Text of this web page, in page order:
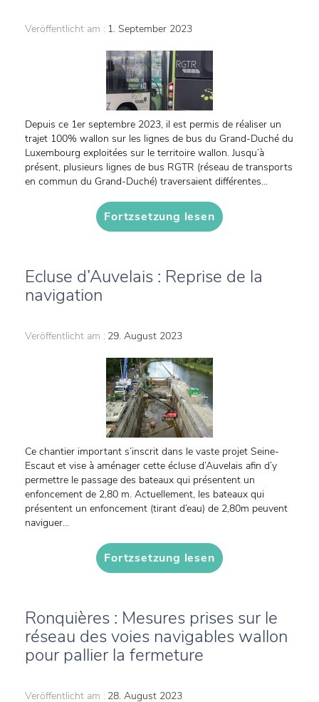
Veröffentlicht am : 1. September 2023
Depuis ce 1er septembre 2023, il est permis de réaliser un
trajet 100% wallon sur les lignes de bus du Grand-Duché du
Luxembourg exploitées sur le territoire wallon. Jusqu’à
présent, plusieurs lignes de bus RGTR (réseau de transports
en commun du Grand-Duché) traversaient différentes...
Fortzsetzung lesen
Ecluse d’Auvelais : Reprise de la
navigation
Veröffentlicht am : 29. August 2023
Ce chantier important s’inscrit dans le vaste projet Seine-
Escaut et vise à aménager cette écluse d’Auvelais afin d’y
permettre le passage des bateaux qui présentent un
enfoncement de 2,80 m. Actuellement, les bateaux qui
présentent un enfoncement (tirant d’eau) de 2,80m peuvent
naviguer...
Fortzsetzung lesen
Ronquières : Mesures prises sur le
réseau des voies navigables wallon
pour pallier la fermeture
Veröffentlicht am : 28. August 2023